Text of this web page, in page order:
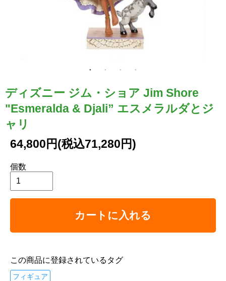
ディズニー ジム・ショア Jim Shore
"Esmeralda & Djali” エスメラルダとジ
ャリ
64,800円(税込71,280円)
個数
カートに入れる
この商品に登録されているタグ
フィギュア